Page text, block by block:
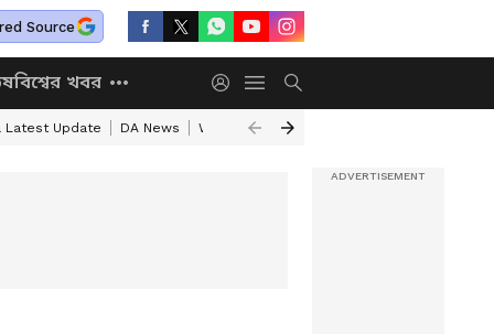
Source
বিশ্বের খবর
Latest Update DA News WB Annapurna Yojana New Portal